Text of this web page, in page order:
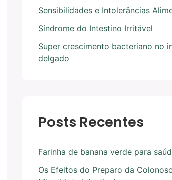
Sensibilidades e Intolerâncias
Síndrome do Intestino Irritável
Super crescimento bacteriano no
delgado
Posts Recentes
Farinha de banana verde para
Os Efeitos do Preparo da